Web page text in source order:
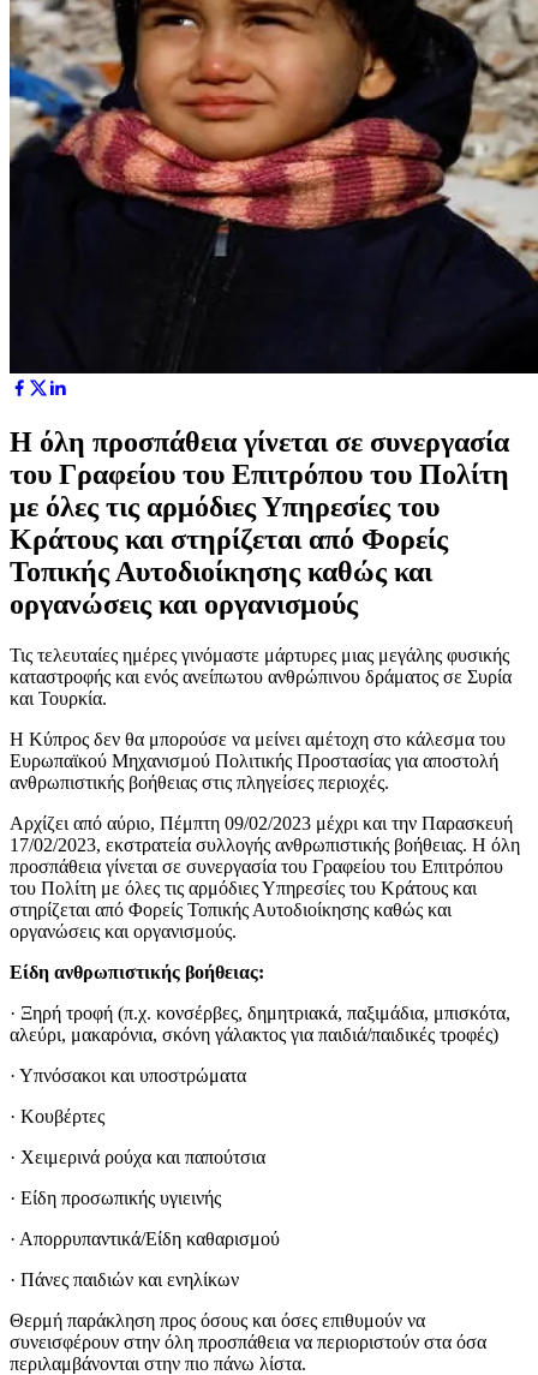
Η όλη προσπάθεια γίνεται σε συνεργασία
του Γραφείου του Επιτρόπου του Πολίτη
με όλες τις αρμόδιες Υπηρεσίες του
Κράτους και στηρίζεται από Φορείς
Τοπικής Αυτοδιοίκησης καθώς και
οργανώσεις και οργανισμούς
Τις τελευταίες ημέρες γινόμαστε μάρτυρες μιας μεγάλης φυσικής
καταστροφής και ενός ανείπωτου ανθρώπινου δράματος σε Συρία
και Τουρκία.
Η Κύπρος δεν θα μπορούσε να μείνει αμέτοχη στο κάλεσμα του
Ευρωπαϊκού Μηχανισμού Πολιτικής Προστασίας για αποστολή
ανθρωπιστικής βοήθειας στις πληγείσες περιοχές.
Αρχίζει από αύριο, Πέμπτη 09/02/2023 μέχρι και την Παρασκευή
17/02/2023, εκστρατεία συλλογής ανθρωπιστικής βοήθειας. Η όλη
προσπάθεια γίνεται σε συνεργασία του Γραφείου του Επιτρόπου
του Πολίτη με όλες τις αρμόδιες Υπηρεσίες του Κράτους και
στηρίζεται από Φορείς Τοπικής Αυτοδιοίκησης καθώς και
οργανώσεις και οργανισμούς.
Είδη ανθρωπιστικής βοήθειας:
· Ξηρή τροφή (π.χ. κονσέρβες, δημητριακά, παξιμάδια, μπισκότα,
αλεύρι, μακαρόνια, σκόνη γάλακτος για παιδιά/παιδικές τροφές)
· Υπνόσακοι και υποστρώματα
· Κουβέρτες
· Χειμερινά ρούχα και παπούτσια
· Είδη προσωπικής υγιεινής
· Απορρυπαντικά/Είδη καθαρισμού
· Πάνες παιδιών και ενηλίκων
Θερμή παράκληση προς όσους και όσες επιθυμούν να
συνεισφέρουν στην όλη προσπάθεια να περιοριστούν στα όσα
περιλαμβάνονται στην πιο πάνω λίστα.